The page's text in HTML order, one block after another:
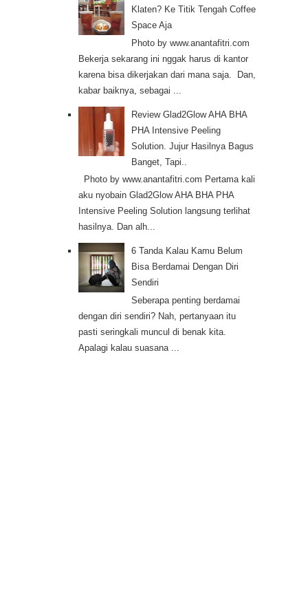
Klaten? Ke Titik Tengah Coffee
Space Aja
Photo by www.anantafitri.com
Bekerja sekarang ini nggak harus di kantor
karena bisa dikerjakan dari mana saja. Dan,
kabar baiknya, sebagai ...
Review Glad2Glow AHA BHA
PHA Intensive Peeling
Solution. Jujur Hasilnya Bagus
Banget, Tapi..
Photo by www.anantafitri.com Pertama kali
aku nyobain Glad2Glow AHA BHA PHA
Intensive Peeling Solution langsung terlihat
hasilnya. Dan alh...
6 Tanda Kalau Kamu Belum
Bisa Berdamai Dengan Diri
Sendiri
Seberapa penting berdamai
dengan diri sendiri? Nah, pertanyaan itu
pasti seringkali muncul di benak kita.
Apalagi kalau suasana ...